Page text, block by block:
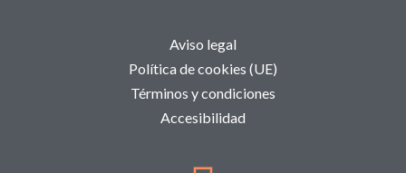
Aviso legal
Política de cookies (UE)
Términos y condiciones
Accesibilidad